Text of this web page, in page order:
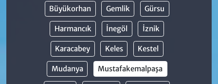
Büyükorhan Gemlik Gürsu
Harmancık İnegöl İznik
Karacabey Keles Kestel
Mudanya Mustafakemalpaşa